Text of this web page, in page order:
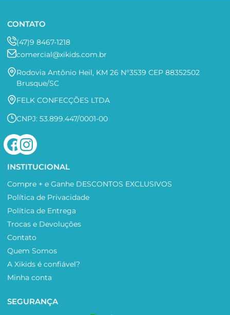
CONTATO
(47)9 8467-1218
comercial@xikids.com.br
Rodovia Antônio Heil, KM 26 N°3539 CEP 88352502
Brusque/SC
FELK CONFECÇÕES LTDA
CNPJ: 53.899.447/0001-00
INSTITUCIONAL
Compre + e Ganhe DESCONTOS EXCLUSIVOS
Política de Privacidade
Política de Entrega
Trocas e Devoluções
Contato
Quem Somos
A Xikids é confiável?
Minha conta
SEGURANÇA